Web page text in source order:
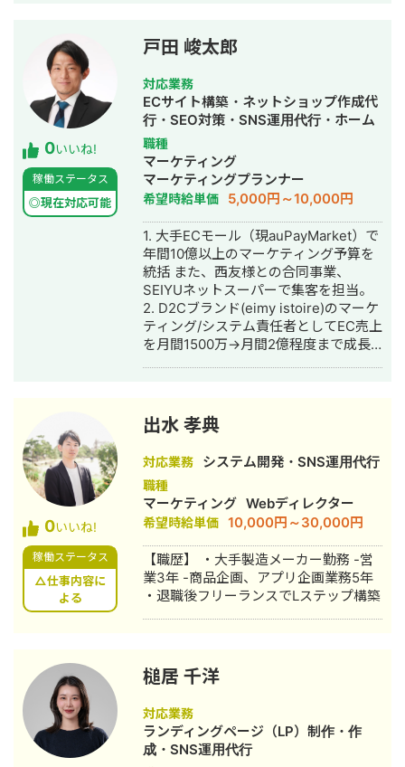
0いいね!
稼働ステータス
◎現在対応可能
戸田 峻太郎
対応業務
ECサイト構築・ネットショップ作成代
行・SEO対策・SNS運用代行・ホーム
ページ制作・作成・リスティング広告
運用代行
職種
マーケティング
マーケティングプランナー
希望時給単価 5,000円～10,000円
1. 大手ECモール（現auPayMarket）で
年間10億以上のマーケティング予算を
統括 また、西友様との合同事業、
SEIYUネットスーパーで集客を担当。
2. D2Cブランド(eimy istoire)のマーケ
ティング/システム責任者としてEC売上
を月間1500万→月間2億程度まで成長
としたマスマーケ 両面を組み合わせ
マーケティングを実施 独立後はECコン
サルとして ・ECコンサル（集客～
CRM全般） ・ECへのAI活用 ・AI顧問
を実施
0いいね!
稼働ステータス
△仕事内容に
よる
出水 孝典
対応業務 システム開発・SNS運用代行
職種
マーケティング Webディレクター
希望時給単価 10,000円～30,000円
【職歴】 ・大手製造メーカー勤務 -営
業3年 -商品企画、アプリ企画業務5年
・退職後フリーランスでLステップ構築
槌居 千洋
対応業務
ランディングページ（LP）制作・作
成・SNS運用代行